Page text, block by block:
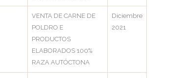
VENTA DE CARNE DE
POLDRO E
PRODUCTOS
ELABORADOS 100%
RAZA AUTÓCTONA
Diciembre
2021